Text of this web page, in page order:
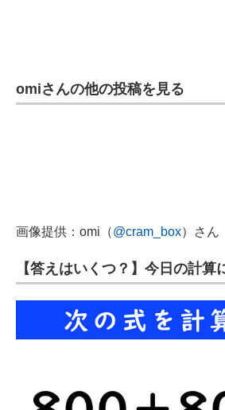
omiさんの他の投稿を見る
画像提供：omi（@cram_box）さん
【答えはいくつ？】今日の計算